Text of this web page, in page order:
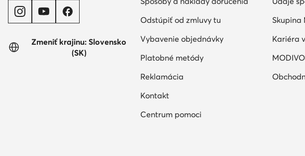
Zmeniť krajinu: Slovensko
(SK)
Odstúpiť od zmluvy tu
Vybavenie objednávky
Platobné metódy
Reklamácia
Kontakt
Centrum pomoci
Skupina
Kariéra